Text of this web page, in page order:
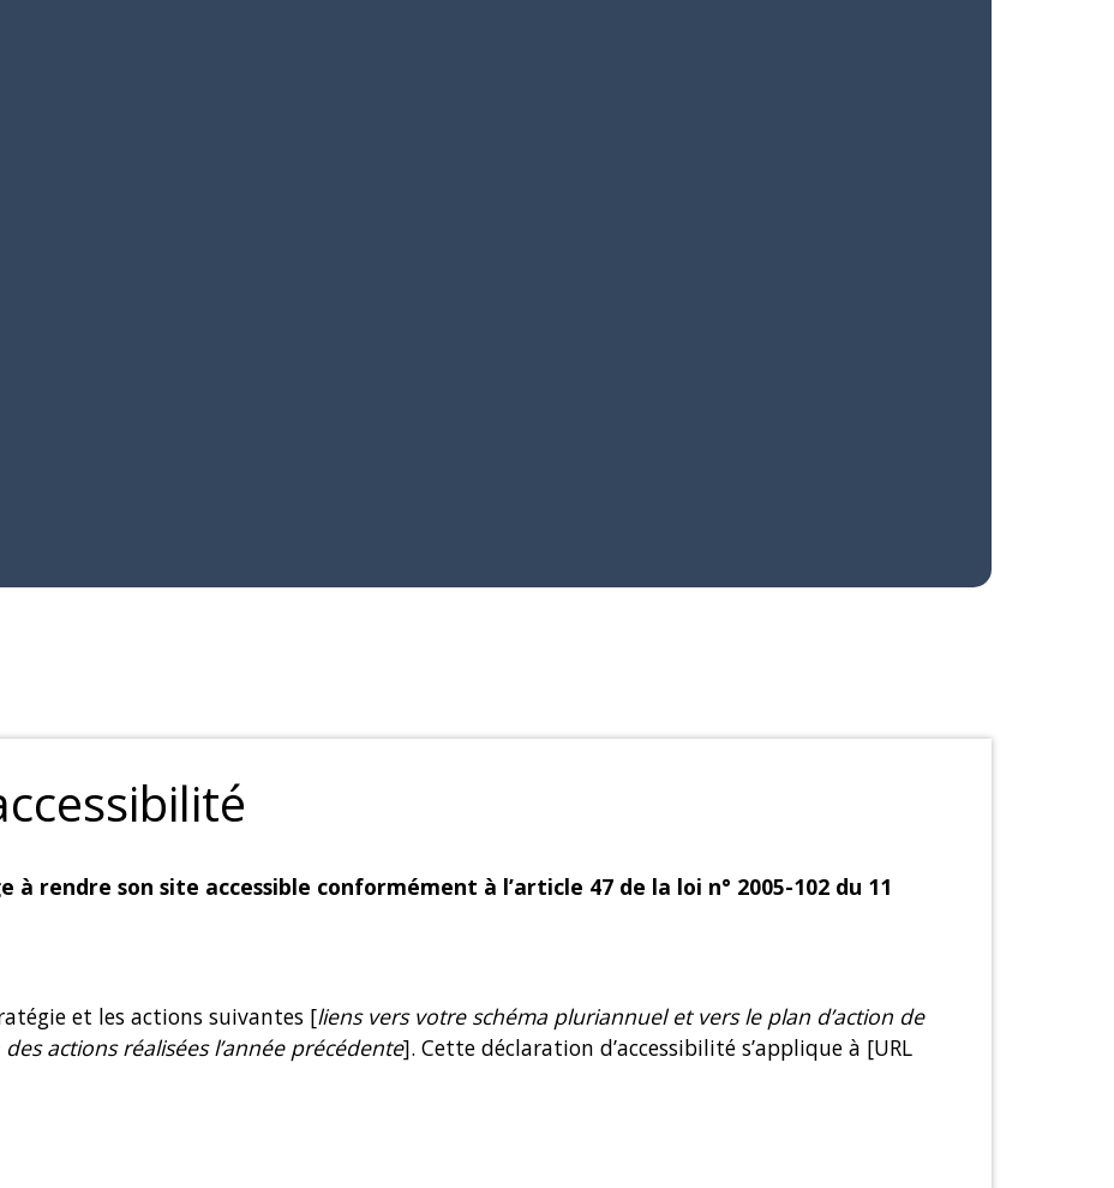
à rendre son site accessible conformément à l’article 47 de la loi n° 2005-102 du 11
et les actions suivantes [liens vers votre schéma pluriannuel et vers le plan d’action de
actions réalisées l’année précédente]. Cette déclaration d’accessibilité s’applique à [URL